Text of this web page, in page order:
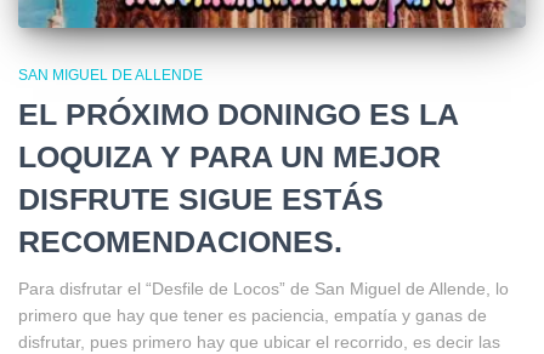
SAN MIGUEL DE ALLENDE
EL PRÓXIMO DONINGO ES LA
LOQUIZA Y PARA UN MEJOR
DISFRUTE SIGUE ESTÁS
RECOMENDACIONES.
Para disfrutar el “Desfile de Locos” de San Miguel de Allende, lo
primero que hay que tener es paciencia, empatía y ganas de
disfrutar, pues primero hay que ubicar el recorrido, es decir las